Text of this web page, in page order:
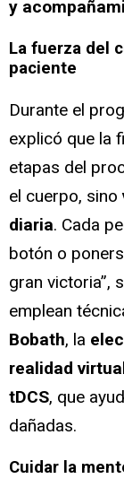
y
La fuerza del
paciente
Durante el
explicó que la
etapas del
el cuerpo, sino
diaria. Cada
botón o
gran victoria”,
emplean
Bobath, la
realidad
tDCS, que
dañadas.
Cuidar la